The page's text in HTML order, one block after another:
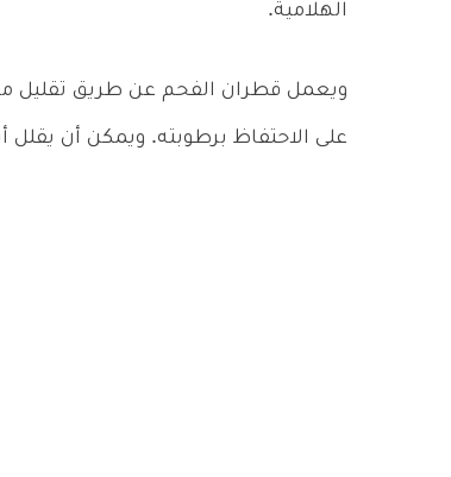
الهلامية.
ويعمل قطران الفحم عن طريق تقليل
على الاحتفاظ برطوبته. ويمكن أن يقلل